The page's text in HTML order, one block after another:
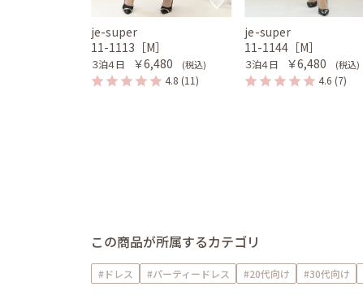
je-super
11-1113［M］
３泊４日 ￥6,480 (税込)
4.8 (11)
je-super
11-1144［M］
３泊４日 ￥6,480 (税込)
4.6 (7)
この商品が所属するカテゴリ
#ドレス #パーティードレス #20代向け #30代向け